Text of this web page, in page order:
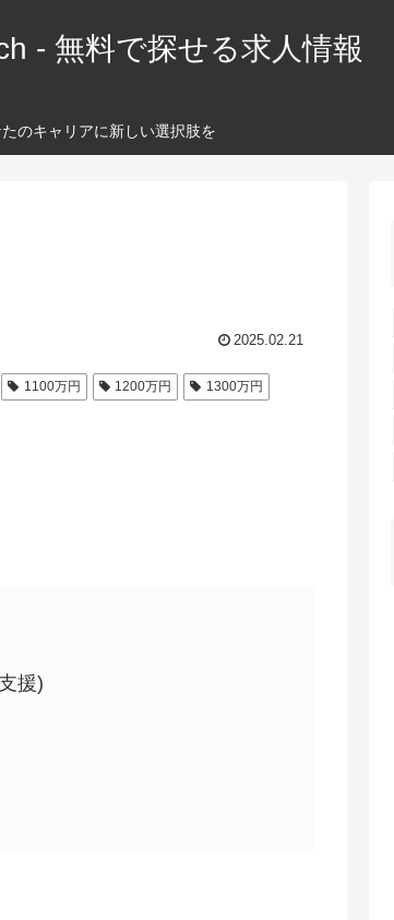
- 無料で探せる求人情報
のキャリアに新しい選択肢を
2025.02.21
1100万円 1200万円 1300万円
援)